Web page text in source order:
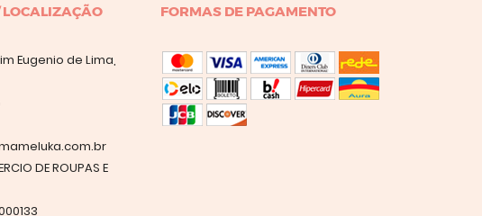
Eugenio de Lima,
DE ROUPAS E
FORMAS DE PAGAMENTO